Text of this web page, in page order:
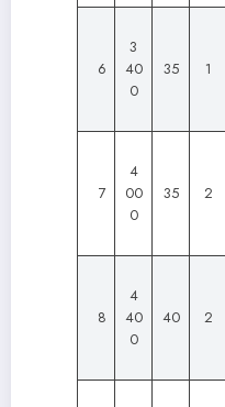
6
3
40
0
35 1
7
4
00
0
35 2
8
4
40
0
40 2